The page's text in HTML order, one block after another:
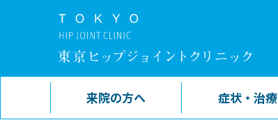
来院の方へ 症状・治療